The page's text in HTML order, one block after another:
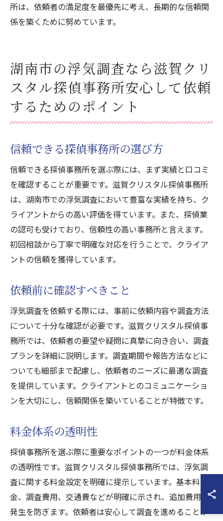
所は、依頼者の満足度を最優先に考え、長期的な信頼関
係を築くために努めています。
湖南市の浮気調査なら滋賀クリ
スタル探偵事務所安心して依頼
するためのポイント
信頼できる探偵事務所の選び方
信頼できる探偵事務所を選ぶ際には、まず実績と口コミ
を確認することが重要です。滋賀クリスタル探偵事務所
は、湖南市での浮気調査において豊富な実績を持ち、ク
ライアントからの高い評価を得ています。また、探偵業
の認可も受けており、信頼性の高い事務所と言えます。
初回相談から丁寧で明確な対応を行うことで、クライア
ントの信頼を獲得しています。
依頼前に確認すべきこと
浮気調査を依頼する際には、事前に依頼内容や調査方法
について十分な確認が必要です。滋賀クリスタル探偵事
務所では、依頼者の要望や疑問に真摯に向き合い、調査
プランを詳細に説明します。調査期間や報告方法などに
ついても細部まで配慮し、依頼者のニーズに最適な調査
を提供しています。クライアントとのコミュニケーショ
ンを大切にし、信頼関係を築いていることが特徴です。
料金体系の透明性
探偵事務所を選ぶ際に重要なポイントの一つが料金体系
の透明性です。滋賀クリスタル探偵事務所では、浮気調
査に関する料金設定を明確に提示しています。基本料
金、調査費用、交通費などが明確に示され、追加費用の
発生を防ぎます。依頼者は安心して調査を進めることが